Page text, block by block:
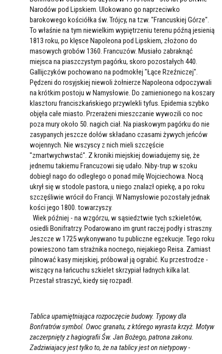
Narodów pod Lipskiem. Ulokowano go naprzeciwko
barokowego kościółka św. Trójcy, na tzw. "Francuskiej Górze".
To właśnie na tym niewielkim wypiętrzeniu terenu późną jesienią
1813 roku, po klęsce Napoleona pod Lipskiem, złożono do
masowych grobów 1360. Francuzów. Musiało zabraknąć
miejsca na piaszczystym pagórku, skoro pozostałych 440.
Gallijczyków pochowano na podmokłej "Łące Rzeźniczej".
Pędzeni do rosyjskiej niewoli żołnierze Napoleona odpoczywali
na krótkim postoju w Namysłowie. Do zamienionego na koszary
klasztoru franciszkańskiego przywlekli tyfus. Epidemia szybko
objęła całe miasto. Przerażeni mieszczanie wywozili co noc
poza mury około 50. nagich ciał. Na piaskowym pagórku do nie
zasypanych jeszcze dołów składano czasami żywych jeńców
wojennych. Nie wszyscy z nich mieli szczęście
"zmartwychwstać". Z kroniki miejskiej dowiadujemy się, że
jednemu takiemu Francuzowi się udało. Niby-trup w szoku
dobiegł nago do odległego o ponad milę Wojciechowa. Nocą
ukrył się w stodole pastora, u niego znalazł opiekę, a po roku
szczęśliwie wrócił do Francji. W Namysłowie pozostały jednak
kości jego 1800. towarzyszy.
Wiek później - na wzgórzu, w sąsiedztwie tych szkieletów,
osiedli Bonifratrzy. Podarowano im grunt raczej podły i straszny.
Jeszcze w 1725 wykonywano tu publiczne egzekucje. Tego roku
powieszono tam strażnika nocnego, niejakiego Reisa. Zamiast
pilnować kasy miejskiej, próbował ją ograbić. Ku przestrodze -
wiszący na łańcuchu szkielet skrzypiał ładnych kilka lat.
Przestał straszyć, kiedy się rozpadł.
Tablica upamiętniająca rozpoczęcie budowy. Typowy dla
Bonfratrów symbol. Owoc granatu, z którego wyrasta krzyż. Motyw
zaczerpnięty z hagiografii Św. Jan Bożego, patrona zakonu.
Zadziwiajacy jest tylko to, że na tablicy jest on nietypowy -